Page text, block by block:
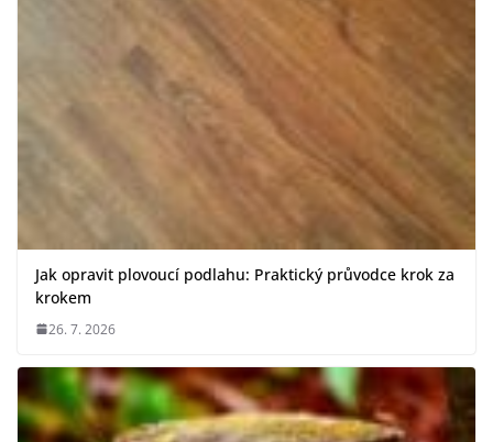
Jak opravit plovoucí podlahu: Praktický průvodce krok za
krokem
26. 7. 2026